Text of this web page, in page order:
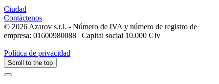
Ciudad
Contáctenos
© 2026 Azarov s.r.l. - Número de IVA y número de registro de
empresa: 01600980088 | Capital social 10.000 € iv
Política de privacidad
Scroll to the top